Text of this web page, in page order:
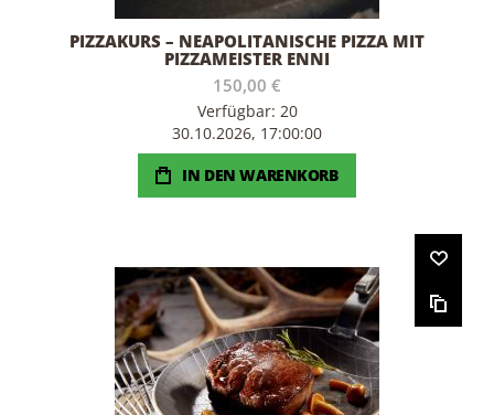
PIZZAKURS – NEAPOLITANISCHE PIZZA MIT
PIZZAMEISTER ENNI
150,00 €
Verfügbar: 20
30.10.2026, 17:00:00
IN DEN WARENKORB